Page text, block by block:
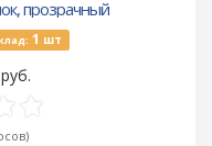
прозрачный
1 шт